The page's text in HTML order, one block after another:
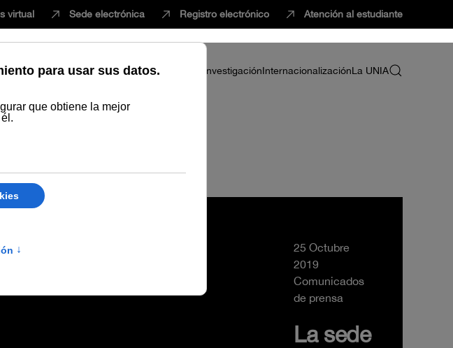
virtual Sede electrónica Registro electrónico Atención al estudiante
InnovaciónVida universitariaProfesorado InvestigaciónInternacionalizaciónLa UNIA
cultural en las grandes urbes
25 Octubre
2019
Comunicados
de prensa
La sede